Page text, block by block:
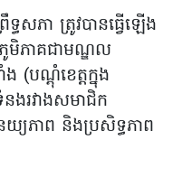
ធសភា ត្រូវបានធ្វើឡើង
ភាគជាមណ្ឌល
(បណ្តុំខេត្តក្នុង
ងរវាងសមាជិក
យភាព និងប្រសិទ្ធភាព